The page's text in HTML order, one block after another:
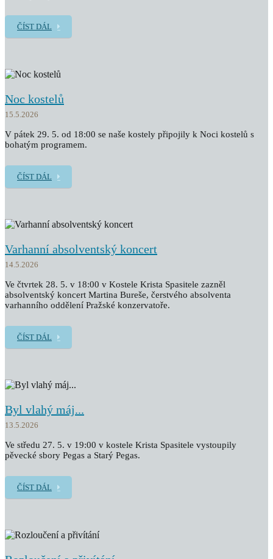
ČÍST DÁL
Noc kostelů
15.5.2026
V pátek 29. 5. od 18:00 se naše kostely připojily k Noci kostelů s
bohatým programem.
ČÍST DÁL
Varhanní absolventský koncert
14.5.2026
Ve čtvrtek 28. 5. v 18:00 v Kostele Krista Spasitele zazněl
absolventský koncert Martina Bureše, čerstvého absolventa
varhanního oddělení Pražské konzervatoře.
ČÍST DÁL
Byl vlahý máj...
13.5.2026
Ve středu 27. 5. v 19:00 v kostele Krista Spasitele vystoupily
pěvecké sbory Pegas a Starý Pegas.
ČÍST DÁL